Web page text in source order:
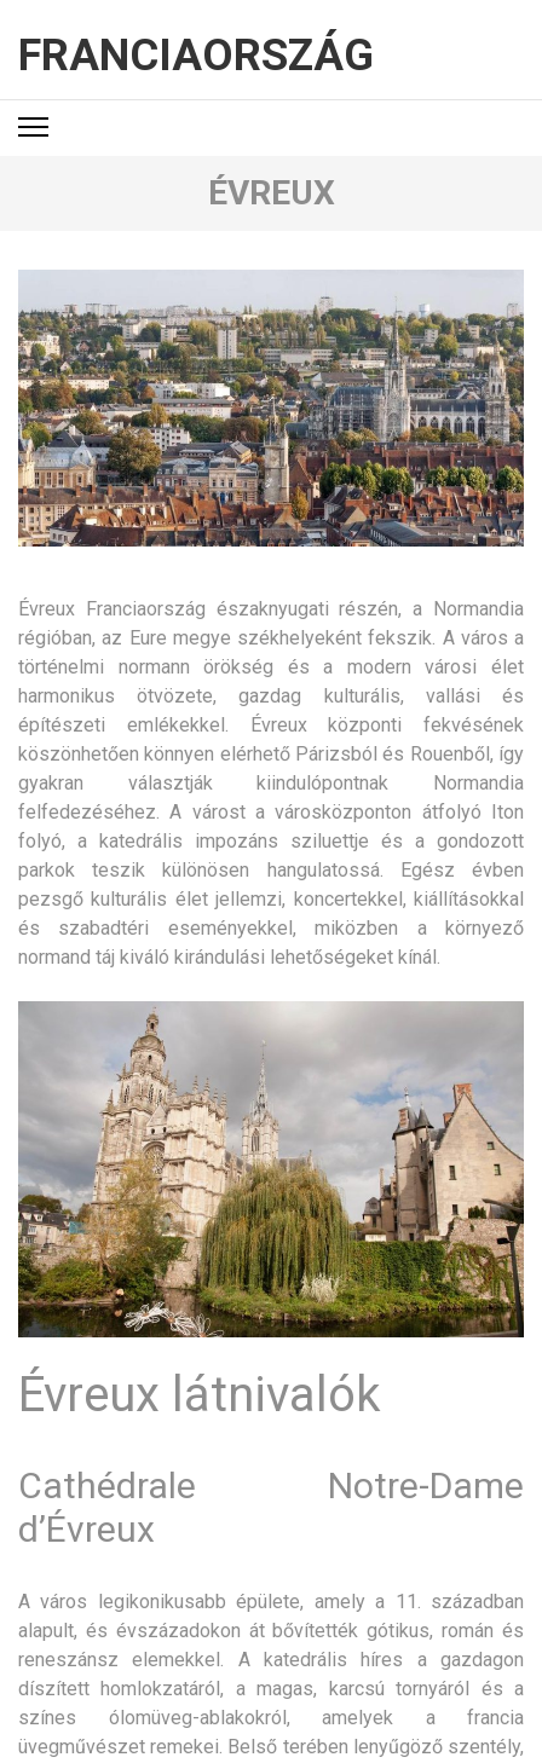
FRANCIAORSZÁG
ÉVREUX
Évreux Franciaország északnyugati részén, a Normandia
régióban, az Eure megye székhelyeként fekszik. A város a
történelmi normann örökség és a modern városi élet
harmonikus ötvözete, gazdag kulturális, vallási és
építészeti emlékekkel. Évreux központi fekvésének
köszönhetően könnyen elérhető Párizsból és Rouenből, így
gyakran választják kiindulópontnak Normandia
felfedezéséhez. A várost a városközponton átfolyó Iton
folyó, a katedrális impozáns sziluettje és a gondozott
parkok teszik különösen hangulatossá. Egész évben
pezsgő kulturális élet jellemzi, koncertekkel, kiállításokkal
és szabadtéri eseményekkel, miközben a környező
normand táj kiváló kirándulási lehetőségeket kínál.
Évreux látnivalók
Cathédrale Notre-Dame
d’Évreux
A város legikonikusabb épülete, amely a 11. században
alapult, és évszázadokon át bővítették gótikus, román és
reneszánsz elemekkel. A katedrális híres a gazdagon
díszített homlokzatáról, a magas, karcsú tornyáról és a
színes ólomüveg-ablakokról, amelyek a francia
üvegművészet remekei. Belső terében lenyűgöző szentély,